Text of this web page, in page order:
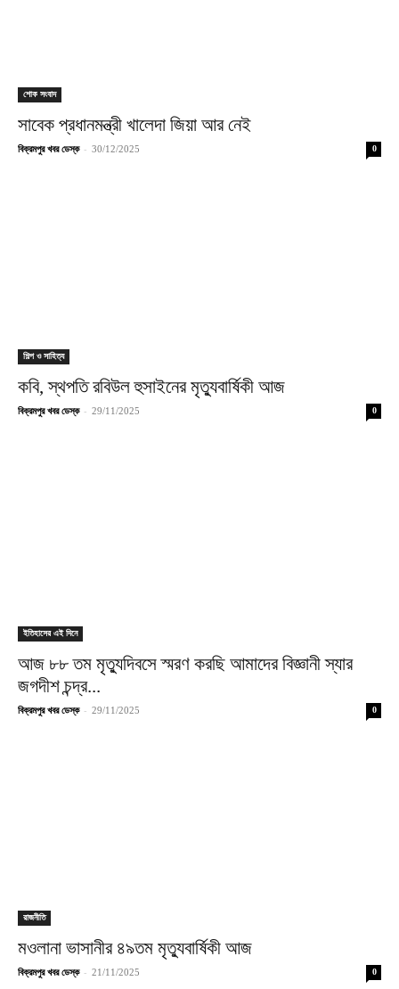
শোক সংবাদ
সাবেক প্রধানমন্ত্রী খালেদা জিয়া আর নেই
বিক্রমপুর খবর ডেস্ক - 30/12/2025 0
শিল্প ও সাহিত্য
কবি, স্থপতি রবিউল হুসাইনের মৃত্যুবার্ষিকী আজ
বিক্রমপুর খবর ডেস্ক - 29/11/2025 0
ইতিহাসের এই দিনে
আজ ৮৮ তম মৃত্যুদিবসে স্মরণ করছি আমাদের বিজ্ঞানী স্যার
জগদীশ চন্দ্র...
বিক্রমপুর খবর ডেস্ক - 29/11/2025 0
রাজনীতি
মওলানা ভাসানীর ৪৯তম মৃত্যুবার্ষিকী আজ
বিক্রমপুর খবর ডেস্ক - 21/11/2025 0